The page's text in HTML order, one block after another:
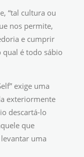
“tal cultura ou
nos permite,
e cumprir
é todo sábio
exige uma
exteriormente
descartá-lo
que
uma